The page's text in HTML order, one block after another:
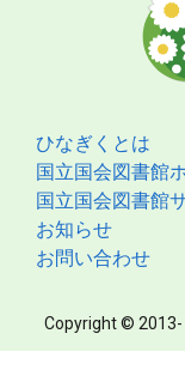
ひなぎくとは
国立国会図書館
国立国会図書館
お知らせ
お問い合わせ
Copyright © 2013-